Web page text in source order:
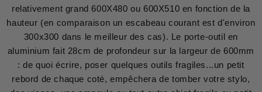
relativement grand 600X480 ou 600X510 en fonction de la
hauteur (en comparaison un escabeau courant est d'environ
300x300 dans le meilleur des cas). Le porte-outil en
aluminium fait 28cm de profondeur sur la largeur de 600mm
: de quoi écrire, poser quelques outils fragiles...un petit
rebord de chaque coté, empêchera de tomber votre stylo,